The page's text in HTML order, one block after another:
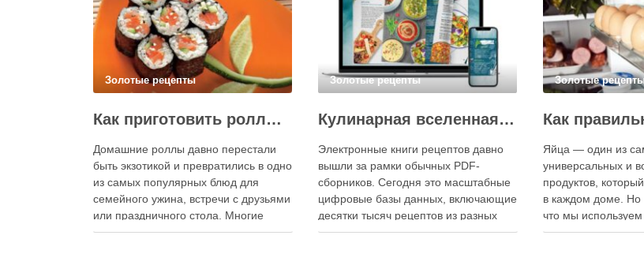
Золотые рецепты
Как приготовить роллы в домашних условиях?
Домашние роллы давно перестали
быть экзотикой и превратились в одно
из самых популярных блюд для
семейного ужина, встречи с друзьями
или праздничного стола. Многие
считают, что приготовление японских
Золотые рецепты
Кулинарная вселенная в цифре: топ-3 самых больших электронных книг рецептов
Электронные книги рецептов давно
вышли за рамки обычных PDF-
сборников. Сегодня это масштабные
цифровые базы данных, включающие
десятки тысяч рецептов из разных
стран мира, с подробными
Золотые
Яйца — один из
универсальных и
продуктов,
в каждом доме. Но
что мы
хранения